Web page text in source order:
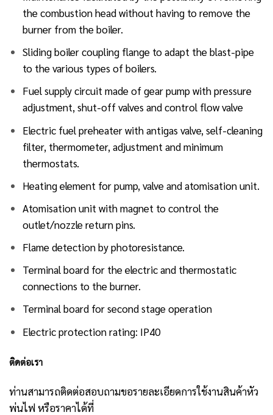
the combustion head without having to remove the
burner from the boiler.
Sliding boiler coupling flange to adapt the blast-pipe
to the various types of boilers.
Fuel supply circuit made of gear pump with pressure
adjustment, shut-off valves and control flow valve
Electric fuel preheater with antigas valve, self-cleaning
filter, thermometer, adjustment and minimum
thermostats.
Heating element for pump, valve and atomisation unit.
Atomisation unit with magnet to control the
outlet/nozzle return pins.
Flame detection by photoresistance.
Terminal board for the electric and thermostatic
connections to the burner.
Terminal board for second stage operation
Electric protection rating: IP40
ติดต่อเรา
ท่านสามารถติดต่อสอบถามขอรายละเอียดการใช้งานสินค้าหัว
พ่นไฟ หรือราคาได้ที่